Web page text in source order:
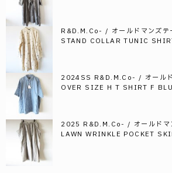
R&D.M.Co- / オールドマンズ
STAND COLLAR TUNIC
2024SS R&D.M.Co- / オール
OVER SIZE H T SHIRT F
2025 R&D.M.Co- / オールドマ
LAWN WRINKLE POCKET